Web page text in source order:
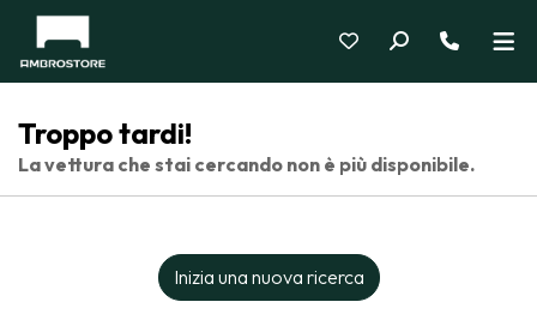
Troppo tardi!
La vettura che stai cercando non è più disponibile.
Inizia una nuova ricerca